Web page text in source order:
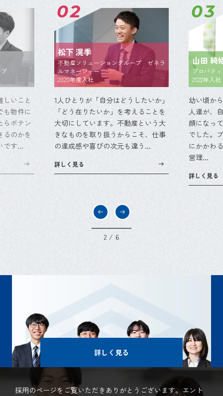
3 / 6
と
に
ン
を
02
松下 滉季
不動産ソリューショングループ ゼネラ
ルマネージャー
2020年度入社
1人ひとりが「自分はどうしたいか」
「どう在りたいか」を考えることを
大切にしています。不動産という大
きなものを取り扱うからこそ、仕事
の達成感や喜びの次元も違う...
詳しく見る
03
山田 綺姫
プロパティマネ
2022年入社
幼い頃から、
人達が、自分
顔になってく
でした。プラ
にかかわる全
営理...
詳しく見る
詳しく見る
採用のページをご覧いただき ありがとうございます。 エント